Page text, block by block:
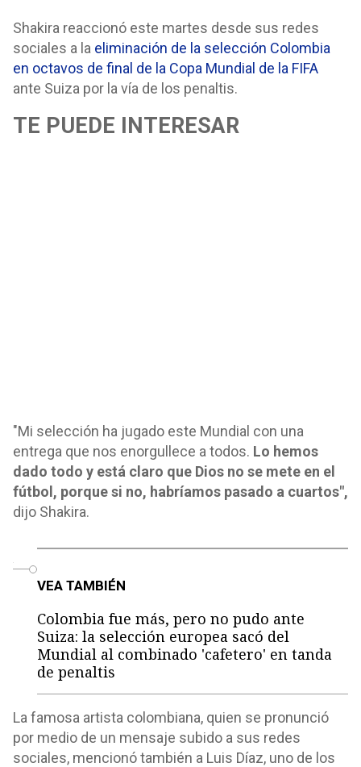
Shakira reaccionó este martes desde sus redes
sociales a la eliminación de la selección Colombia
en octavos de final de la Copa Mundial de la FIFA
ante Suiza por la vía de los penaltis.
TE PUEDE INTERESAR
"Mi selección ha jugado este Mundial con una
entrega que nos enorgullece a todos. Lo hemos
dado todo y está claro que Dios no se mete en el
fútbol, porque si no, habríamos pasado a cuartos",
dijo Shakira.
VEA TAMBIÉN
Colombia fue más, pero no pudo ante
Suiza: la selección europea sacó del
Mundial al combinado 'cafetero' en tanda
de penaltis
La famosa artista colombiana, quien se pronunció
por medio de un mensaje subido a sus redes
sociales, mencionó también a Luis Díaz, uno de los